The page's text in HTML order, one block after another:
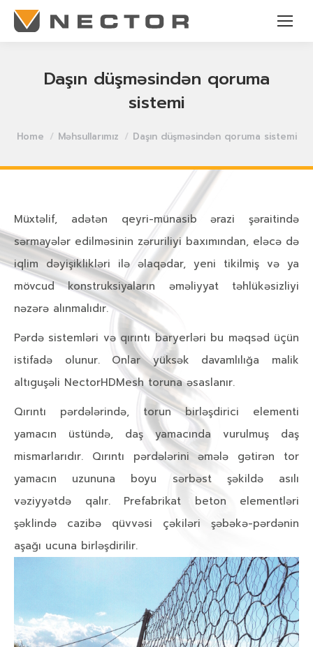
Daşın düşməsindən qoruma
sistemi
Home Məhsullarımız Daşın düşməsindən qoruma sistemi
Müxtəlif, adətən qeyri-münasib ərazi şəraitində
sərmayələr edilməsinin zəruriliyi baxımından, eləcə də
iqlim dəyişiklikləri ilə əlaqədar, yeni tikilmiş və ya
mövcud konstruksiyaların əməliyyat təhlükəsizliyi
nəzərə alınmalıdır.
Pərdə sistemləri və qırıntı baryerləri bu məqsəd üçün
istifadə olunur. Onlar yüksək davamlılığa malik
altıguşəli NectorHDMesh toruna əsaslanır.
Qırıntı pərdələrində, torun birləşdirici elementi
yamacın üstündə, daş yamacında vurulmuş daş
mismarlarıdır. Qırıntı pərdələrini əmələ gətirən tor
yamacın uzununa boyu sərbəst şəkildə asılı
vəziyyətdə qalır. Prefabrikat beton elementləri
şəklində cazibə qüvvəsi çəkiləri şəbəkə-pərdənin
aşağı ucuna birləşdirilir.